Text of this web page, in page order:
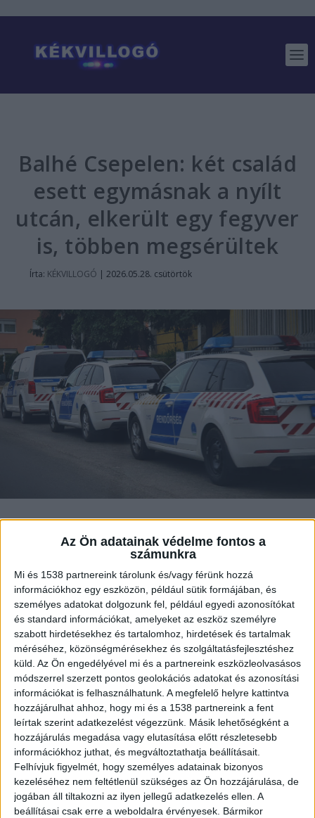
Az Ön adatainak védelme fontos a
számunkra
Mi és 1538 partnereink tárolunk és/vagy férünk hozzá
információkhoz egy eszközön, például sütik formájában, és
személyes adatokat dolgozunk fel, például egyedi azonosítókat
és standard információkat, amelyeket az eszköz személyre
szabott hirdetésekhez és tartalomhoz, hirdetések és tartalmak
méréséhez, közönségmérésekhez és szolgáltatásfejlesztéshez
küld. Az Ön engedélyével mi és a partnereink eszközleolvasásos
módszerrel szerzett pontos geolokációs adatokat és azonosítási
információkat is felhasználhatunk. A megfelelő helyre kattintva
hozzájárulhat ahhoz, hogy mi és a 1538 partnereink a fent
leírtak szerint adatkezelést végezzünk. Másik lehetőségként a
hozzájárulás megadása vagy elutasítása előtt részletesebb
információkhoz juthat, és megváltoztathatja beállításait.
Felhívjuk figyelmét, hogy személyes adatainak bizonyos
kezeléséhez nem feltétlenül szükséges az Ön hozzájárulása, de
jogában áll tiltakozni az ilyen jellegű adatkezelés ellen. A
beállításai csak erre a weboldalra érvényesek. Bármikor
Balhé Csepelen: két család
esett egymásnak a nyílt
utcán, elkerült egy fegyver
is, többen megsérültek
Írta: KÉKVILLOGÓ | 2026.05.28. csütörtök
2026. május 28-án 17 óra 19 perckor
bejelentés érkezett, miszerint a Budapest,
21. kerület, Kossuth Lajos utcán négy férfi
összeverekedett különböző szúró-vágó
eszközökkel és a rendelkezésre álló
adatok szerint egy gumilövedékes
fegyverrel is több lövést leadtak.
Négy embert vittek kórházba
A helyszínre több rendőri egység is kiment. A
helyszínről rendőri kísérettel négy férfit
kórházba szállítottak. Az adatgyűjtés, a helyszíni
szemle lefolytatása, valamint a körülmények